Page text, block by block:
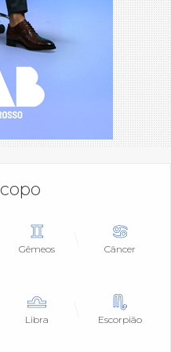
Gêmeos Câncer
Libra Escorpião